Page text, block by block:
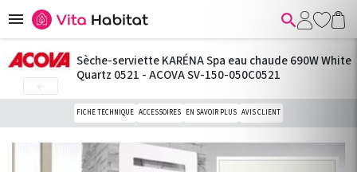
 
Sèche-serviette KARÉNA Spa eau chaude 690W White
Quartz 0521 - ACOVA SV-150-050C0521
FICHE TECHNIQUE ACCESSOIRES EN SAVOIR PLUS AVIS CLIENT